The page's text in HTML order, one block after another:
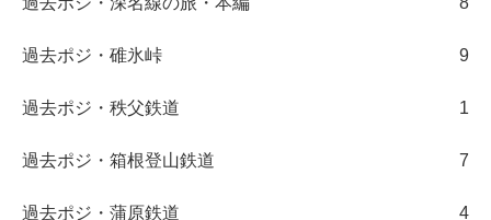
過去ポジ・碓氷峠 9
過去ポジ・秩父鉄道 1
過去ポジ・箱根登山鉄道 7
過去ポジ・蒲原鉄道 4